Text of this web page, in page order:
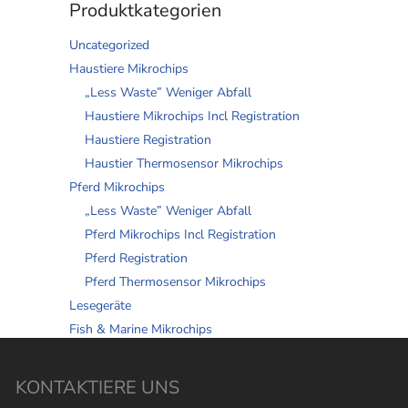
Produktkategorien
Uncategorized
Haustiere Mikrochips
„Less Waste” Weniger Abfall
Haustiere Mikrochips Incl Registration
Haustiere Registration
Haustier Thermosensor Mikrochips
Pferd Mikrochips
„Less Waste” Weniger Abfall
Pferd Mikrochips Incl Registration
Pferd Registration
Pferd Thermosensor Mikrochips
Lesegeräte
Fish & Marine Mikrochips
KONTAKTIERE UNS